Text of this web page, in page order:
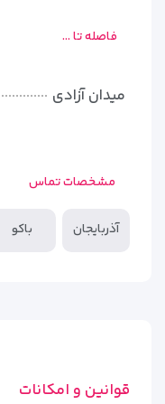
فاصله تا ...
میدان آزادی
مشخصات تماس
آذربایجان باکو
قوانین و امکانات